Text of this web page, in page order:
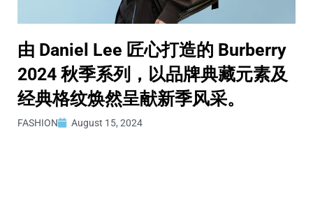
由 Daniel Lee 匠心打造的 Burberry
2024 秋季系列，以品牌典藏元素及
经典格纹焕然呈献新季风采。
FASHION August 15, 2024